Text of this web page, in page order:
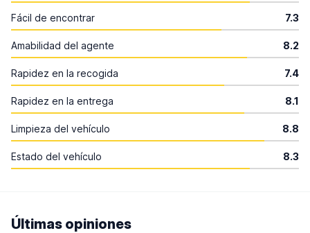
Fácil de encontrar 7.3
Amabilidad del agente 8.2
Rapidez en la recogida 7.4
Rapidez en la entrega 8.1
Limpieza del vehículo 8.8
Estado del vehículo 8.3
Últimas opiniones